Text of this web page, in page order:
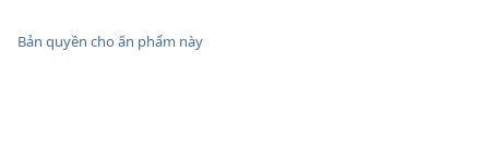
Bản quyền cho ấn phẩm này